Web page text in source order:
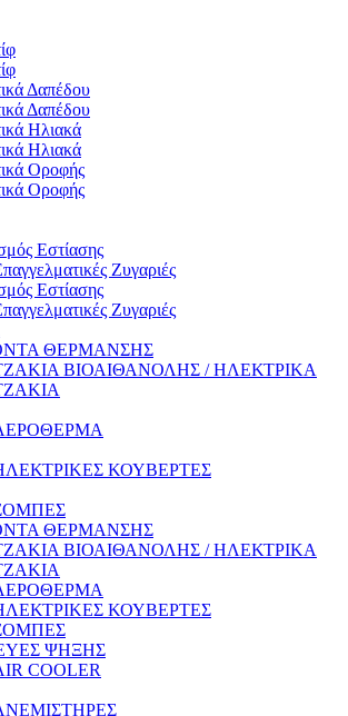
Δαπέδου
Δαπέδου
Ηλιακά
Ηλιακά
Οροφής
Οροφής
Εστίασης
Ζυγαριές
Εστίασης
Ζυγαριές
ΘΕΡΜΑΝΣΗΣ
ΒΙΟΑΙΘΑΝΟΛΗΣ / ΗΛΕΚΤΡΙΚΑ
ΚΟΥΒΕΡΤΕΣ
ΘΕΡΜΑΝΣΗΣ
ΒΙΟΑΙΘΑΝΟΛΗΣ / ΗΛΕΚΤΡΙΚΑ
ΚΟΥΒΕΡΤΕΣ
ΨΗΞΗΣ
COOLER